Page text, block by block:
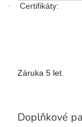
· Certifikáty:
Záruka 5 let.
Doplňkové